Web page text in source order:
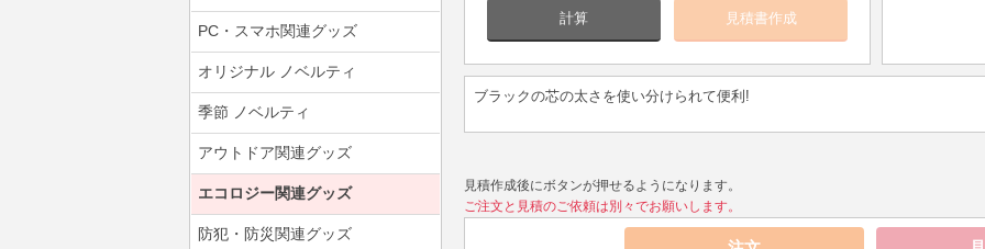
PC・スマホ関連グッズ
オリジナル ノベルティ
季節 ノベルティ
アウトドア関連グッズ
エコロジー関連グッズ
防犯・防災関連グッズ
計算
ブラックの芯の太さを使い分けられて便利!
見積作成後にボタンが押せるようになります。
ご注文と見積のご依頼は別々でお願いします。